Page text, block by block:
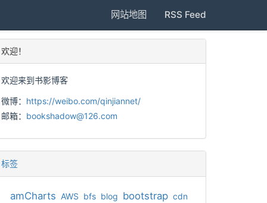
网站地图 RSS Feed
欢迎！
欢迎来到书影博客
微博： https://weibo.com/qinjiannet/
邮箱： bookshadow@126.com
标签
amCharts AWS bfs blog bootstrap cdn